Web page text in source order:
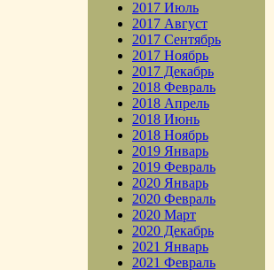
2017 Июль
2017 Август
2017 Сентябрь
2017 Ноябрь
2017 Декабрь
2018 Февраль
2018 Апрель
2018 Июнь
2018 Ноябрь
2019 Январь
2019 Февраль
2020 Январь
2020 Февраль
2020 Март
2020 Декабрь
2021 Январь
2021 Февраль